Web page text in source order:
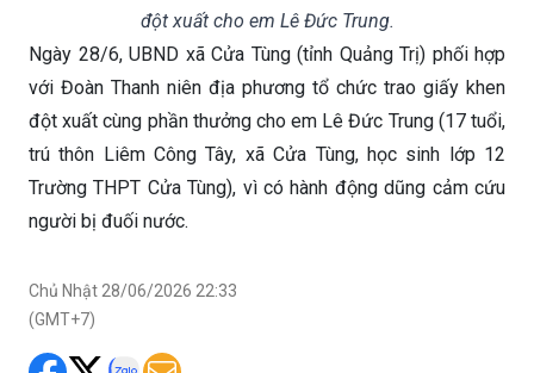
đột xuất cho em Lê Đức Trung.
Ngày 28/6, UBND xã Cửa Tùng (tỉnh Quảng Trị) phối hợp
với Đoàn Thanh niên địa phương tổ chức trao giấy khen
đột xuất cùng phần thưởng cho em Lê Đức Trung (17 tuổi,
trú thôn Liêm Công Tây, xã Cửa Tùng, học sinh lớp 12
Trường THPT Cửa Tùng), vì có hành động dũng cảm cứu
người bị đuối nước.
Chủ Nhật 28/06/2026 22:33
(GMT+7)